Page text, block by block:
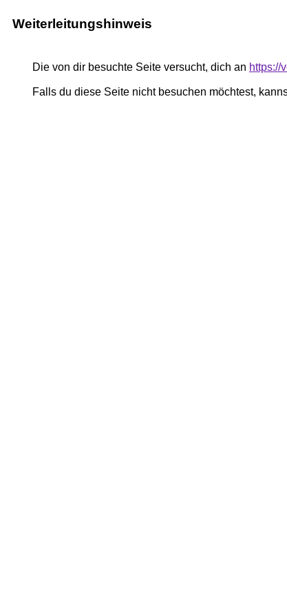
Weiterleitungshinweis
Die von dir besuchte Seite versucht, dich an https://
Falls du diese Seite nicht besuchen möchtest,